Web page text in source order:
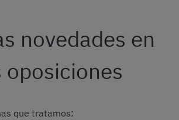
novedades en
oposiciones
que tratamos: